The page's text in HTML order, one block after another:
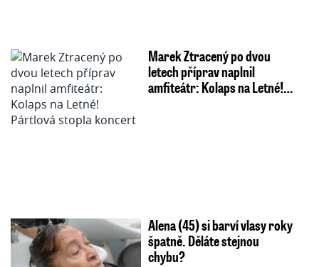
Marek Ztracený po dvou
letech příprav naplnil
amfiteátr: Kolaps na Letné!…
Alena (45) si barví vlasy roky
špatně. Děláte stejnou
chybu?